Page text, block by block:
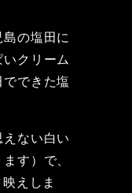
の塩田に
クリーム
できた塩
えない白い
す）で、
えしま